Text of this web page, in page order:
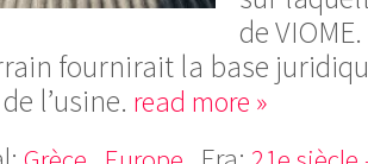
de
fournirait la base
l’usine. read more »